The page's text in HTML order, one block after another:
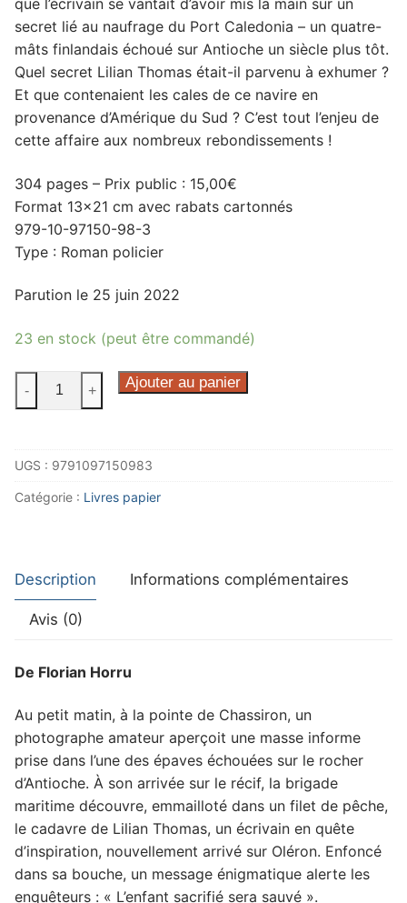
que l’écrivain se vantait d’avoir mis la main sur un
secret lié au naufrage du Port Caledonia – un quatre-
mâts finlandais échoué sur Antioche un siècle plus tôt.
Quel secret Lilian Thomas était-il parvenu à exhumer ?
Et que contenaient les cales de ce navire en
provenance d’Amérique du Sud ? C’est tout l’enjeu de
cette affaire aux nombreux rebondissements !
304 pages – Prix public : 15,00€
Format 13×21 cm avec rabats cartonnés
979-10-97150-98-3
Type : Roman policier
Parution le 25 juin 2022
23 en stock (peut être commandé)
quantité
de
maudits
d'Antioche
- + Ajouter au panier
UGS : 9791097150983
Catégorie : Livres papier
Description Informations complémentaires
Avis (0)
De Florian Horru
Au petit matin, à la pointe de Chassiron, un
photographe amateur aperçoit une masse informe
prise dans l’une des épaves échouées sur le rocher
d’Antioche. À son arrivée sur le récif, la brigade
maritime découvre, emmailloté dans un filet de pêche,
le cadavre de Lilian Thomas, un écrivain en quête
d’inspiration, nouvellement arrivé sur Oléron. Enfoncé
dans sa bouche, un message énigmatique alerte les
enquêteurs : « L’enfant sacrifié sera sauvé ».